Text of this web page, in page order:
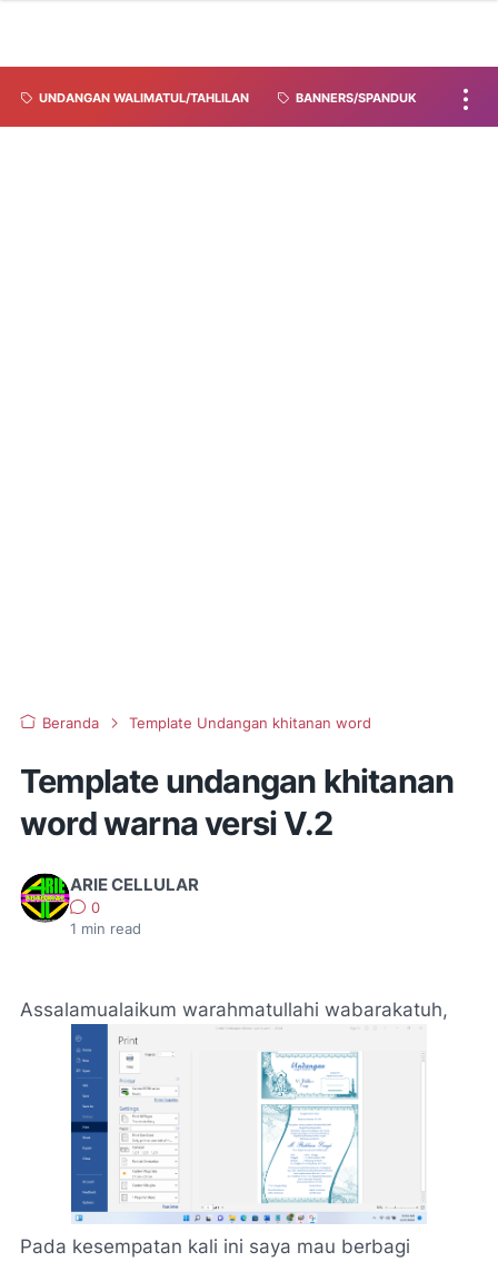
UNDANGAN WALIMATUL/TAHLILAN BANNERS/SPANDUK
Beranda Template Undangan khitanan word
Template undangan khitanan
word warna versi V.2
ARIE CELLULAR
0
1 min read
Assalamualaikum warahmatullahi wabarakatuh,
Pada kesempatan kali ini saya mau berbagi